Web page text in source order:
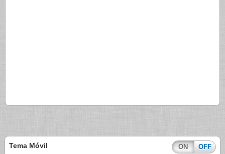
Tema Móvil ON OFF